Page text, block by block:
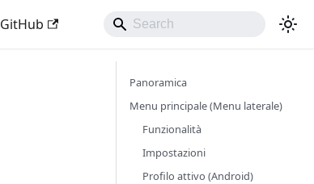
GitHub
Panoramica
Menu principale (Menu laterale)
Funzionalità
Impostazioni
Profilo attivo (Android)